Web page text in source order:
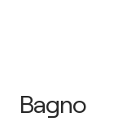
Bagno